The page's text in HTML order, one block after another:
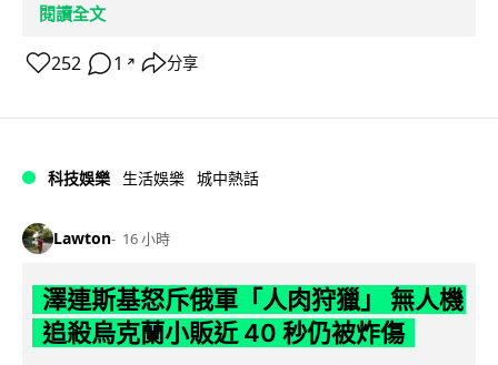
閱讀全文
252 1 ↗ 分享
科技娛樂 生活娛樂 城中熱話
Lawton 16 小時
澤連斯基怒斥俄軍「人肉狩獵」 無人機
追殺烏克蘭小販近 40 秒仍被炸傷